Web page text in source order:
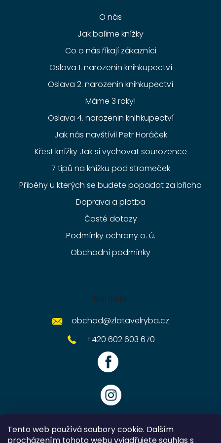
Tento web používá soubory cookie. Dalším
procházením tohoto webu vyjadřujete souhlas s
O nás
Jak balíme knížky
Co o nás říkají zákazníci
Oslava 1. narozenin knihkupectví
Oslava 2. narozenin knihkupectví
Máme 3 roky!
Oslava 4. narozenin knihkupectví
Jak nás navštívil Petr Horáček
Křest knížky Jak si vychovat sourozence
7 tipů na knížku pod stromeček
Příběhy u kterých se budete popadat za břicho
Doprava a platba
Časté dotazy
Podmínky ochrany o. ú.
Obchodní podmínky
Kontakt
obchod@zlatavelryba.cz
+420 602 603 670